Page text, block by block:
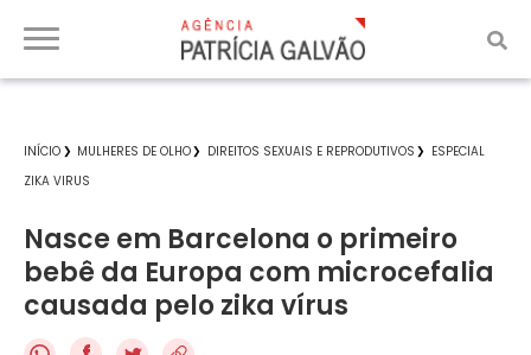
INÍCIO MULHERES DE OLHO DIREITOS SEXUAIS E REPRODUTIVOS
ESPECIAL
ZIKA VIRUS
Nasce em Barcelona o primeiro
bebê da Europa com microcefalia
causada pelo zika vírus